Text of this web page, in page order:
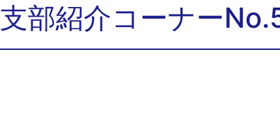
支部紹介コーナー